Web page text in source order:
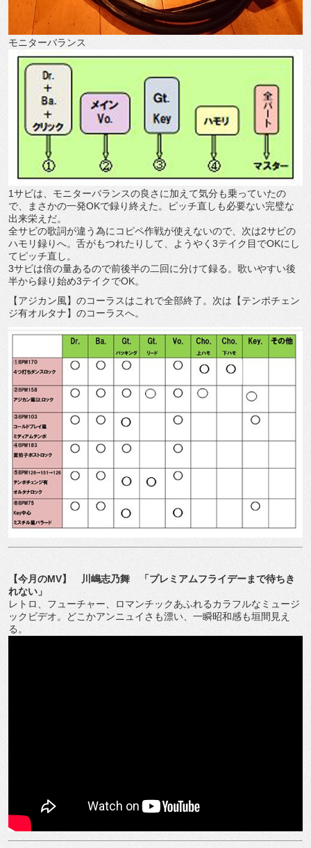
モニターバランス
1サビは、モニターバランスの良さに加えて気分も乗っていたの
で、まさかの一発OKで録り終えた。ピッチ直しも必要ない完璧な
出来栄えだ。
全サビの歌詞が違う為にコピペ作戦が使えないので、次は2サビの
ハモリ録りへ。舌がもつれたりして、ようやく3テイク目でOKにし
てピッチ直し。
3サビは倍の量あるので前後半の二回に分けて録る。歌いやすい後
半から録り始め3テイクでOK。
【アジカン風】のコーラスはこれで全部終了。次は【テンポチェン
ジ有オルタナ】のコーラスへ。
【今月のMV】 川嶋志乃舞 「プレミアムフライデーまで待ちき
れない」
レトロ、フューチャー、ロマンチックあふれるカラフルなミュージ
ックビデオ。どこかアンニュイさも漂い、一瞬昭和感も垣間見え
る。